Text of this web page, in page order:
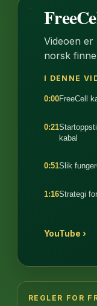
Videoen
norsk
1:56
I DENNE
0:00FreeCell
0:21
kabal
0:51Slik
1:16Strategi
YouTube ›
REGLER FOR